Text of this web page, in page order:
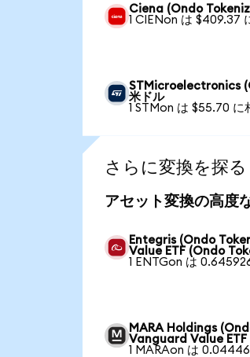
Ciena (Ondo
1 CIENon は $409.37
STMicroelectronics
米ドル
1 STMon は $55.70 に
さらに変換を探る
アセット変換の高度
Entegris (Ondo
Value ETF (Ondo
1 ENTGon は
MARA Holdings
Vanguard Value
1 MARAon は